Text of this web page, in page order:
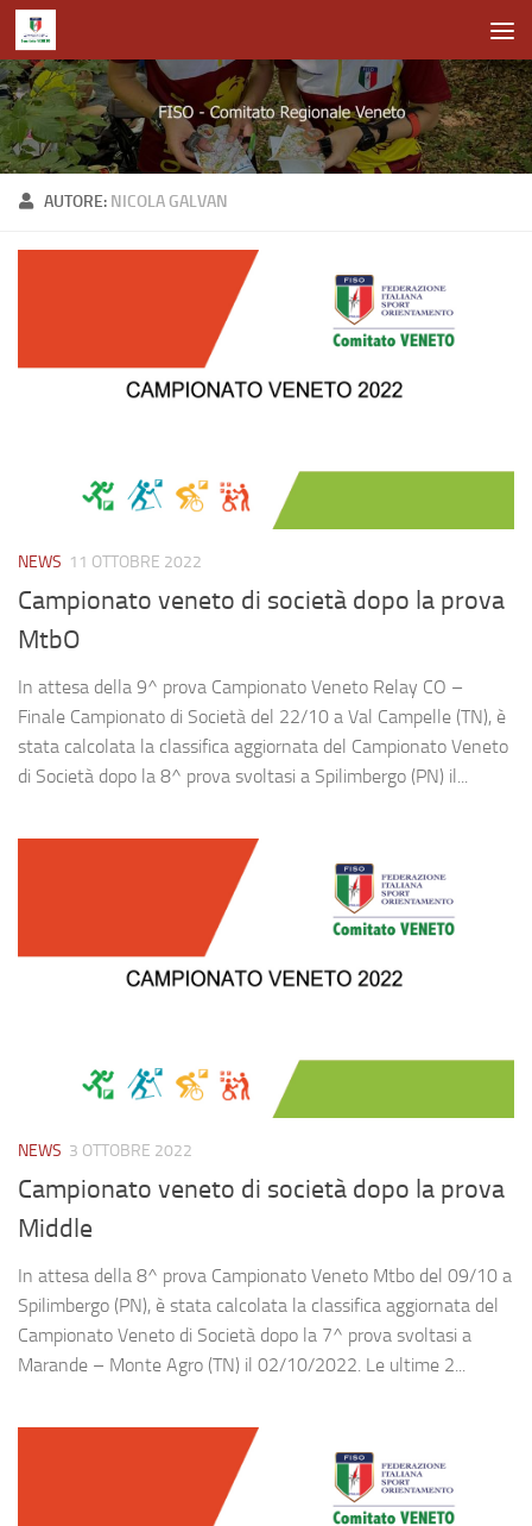
Salta al contenuto
AUTORE: NICOLA GALVAN
NEWS 11 OTTOBRE 2022
Campionato veneto di società dopo la prova
MtbO
In attesa della 9^ prova Campionato Veneto Relay CO –
Finale Campionato di Società del 22/10 a Val Campelle (TN), è
stata calcolata la classifica aggiornata del Campionato Veneto
di Società dopo la 8^ prova svoltasi a Spilimbergo (PN) il...
NEWS 3 OTTOBRE 2022
Campionato veneto di società dopo la prova
Middle
In attesa della 8^ prova Campionato Veneto Mtbo del 09/10 a
Spilimbergo (PN), è stata calcolata la classifica aggiornata del
Campionato Veneto di Società dopo la 7^ prova svoltasi a
Marande – Monte Agro (TN) il 02/10/2022. Le ultime 2...